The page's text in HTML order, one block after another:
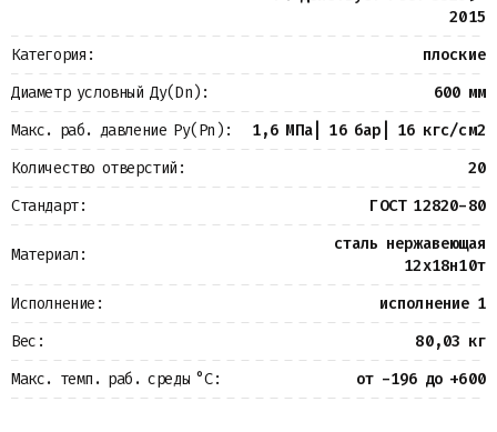
2015
Категория:
плоские
Диаметр условный Ду(Dn):
600 мм
Макс. раб. давление Ру(Pn):
1,6 МПа| 16 бар| 16 кгс/см2
Количество отверстий:
20
Стандарт:
ГОСТ 12820-80
Материал:
сталь нержавеющая
12х18н10т
Исполнение:
исполнение 1
Вес:
80,03 кг
Макс. темп. раб. среды °С:
от -196 до +600